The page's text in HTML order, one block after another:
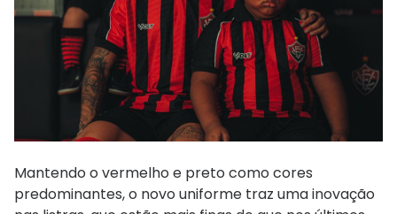
Mantendo o vermelho e preto como cores
predominantes, o novo uniforme traz uma inovação